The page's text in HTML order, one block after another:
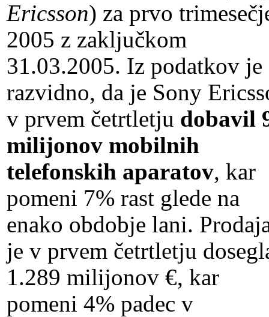
Ericsson) za prvo
2005 z zaključkom
31.03.2005. Iz podatkov je
razvidno, da je Sony
v prvem četrtletju dobavil
milijonov mobilnih
telefonskih aparatov, kar
pomeni 7% rast glede na
enako obdobje lani.
je v prvem četrtletju
1.289 milijonov €, kar
pomeni 4% padec v